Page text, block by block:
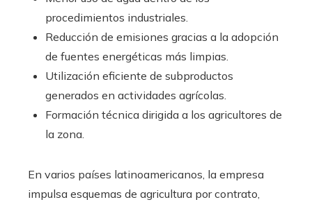
procedimientos industriales.
Reducción de emisiones gracias a la adopción
de fuentes energéticas más limpias.
Utilización eficiente de subproductos
generados en actividades agrícolas.
Formación técnica dirigida a los agricultores de
la zona.
En varios países latinoamericanos, la empresa
impulsa esquemas de agricultura por contrato,